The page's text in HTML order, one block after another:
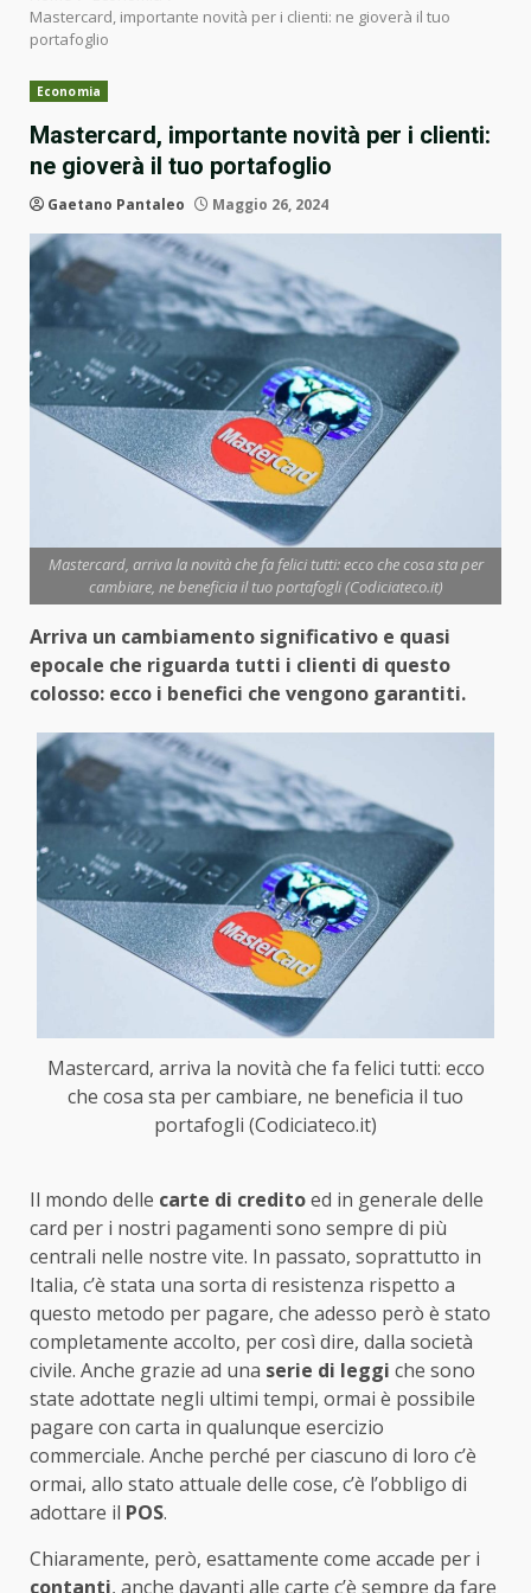
Mastercard, importante novità per i clienti: ne gioverà il tuo
portafoglio
Economia
Mastercard, importante novità per i clienti:
ne gioverà il tuo portafoglio
Gaetano Pantaleo Maggio 26, 2024
Mastercard, arriva la novità che fa felici tutti: ecco che cosa sta per
cambiare, ne beneficia il tuo portafogli (Codiciateco.it)
Arriva un cambiamento significativo e quasi
epocale che riguarda tutti i clienti di questo
colosso: ecco i benefici che vengono garantiti.
Mastercard, arriva la novità che fa felici tutti: ecco
che cosa sta per cambiare, ne beneficia il tuo
portafogli (Codiciateco.it)
Il mondo delle carte di creditoed in generale delle
card per i nostri pagamenti sono sempre di più
centrali nelle nostre vite. In passato, soprattutto in
Italia, c’è stata una sorta di resistenza rispetto a
questo metodo per pagare, che adesso però è stato
completamente accolto, per così dire, dalla società
civile. Anche grazie ad una serie di leggi che sono
state adottate negli ultimi tempi, ormai è possibile
pagare con carta in qualunque esercizio
commerciale. Anche perché per ciascuno di loro c’è
ormai, allo stato attuale delle cose, c’è l’obbligo di
adottare il POS.
Chiaramente, però, esattamente come accade per i
contanti, anche davanti alle carte c’è sempre da fare